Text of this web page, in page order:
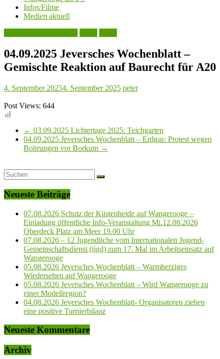
Infos/Filme
Medien aktuell
04.09.2025 Jeversches Wochenblatt –
Gemischte Reaktion auf Baurecht für A20
4. September 20254. September 2025 peter
Post Views: 644
← 03.09.2025 Lichtertage 2025: Teichgarten
04.09.2025 Jeversches Wochenblatt – Erdgas: Protest wegen
Bohrungen vor Borkum →
Neueste Beiträge
07.08.2026 Schutz der Küstenheide auf Wangerooge –
Einladung öffentliche Info-Veranstaltung Mi.12.08.2026
Oberdeck Platz am Meer 19.00 Uhr
07.08.2026 – 12 Jugendliche vom Internationalen Jugend-
Gemeinschaftsdienst (ijgd) zum 17. Mal im Arbeitseinsatz auf
Wangerooge
05.08.2026 Jeversches Wochenblatt – Warmherziges
Wiedersehen auf Wangerooge
05.08.2026 Jeversches Wochenblatt – Wird Wangerooge zu
einer Modellregion?
04.08.2026 Jeversches Wochenblatt- Organisatoren ziehen
eine positive Turnierbilanz
Neueste Kommentare
Archiv